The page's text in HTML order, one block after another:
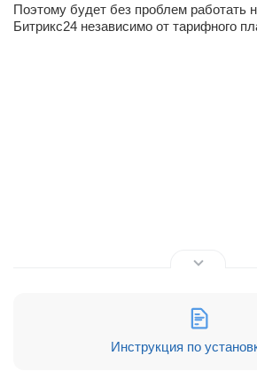
Поэтому будет без проблем работать
Битрикс24 независимо от тарифного
Инструкция по